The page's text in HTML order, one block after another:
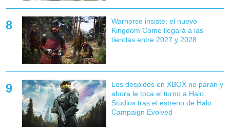
Warhorse insiste: el nuevo
Kingdom Come llegará a las
tiendas entre 2027 y 2028
Los despidos en XBOX no paran y
ahora le toca el turno a Halo
Studios tras el estreno de Halo:
Campaign Evolved